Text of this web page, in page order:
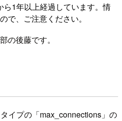
ら1年以上経過しています。情
で、ご注意ください。
の後藤です。
イプの「max_connections」の